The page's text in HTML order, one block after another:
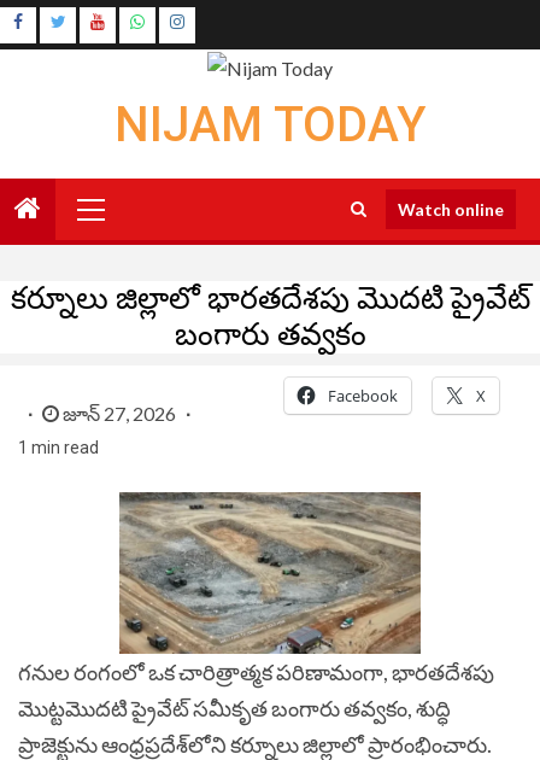
Skip
to
Instagram
NIJAM TODAY
Menu
Watch online
కర్నూలు జిల్లాలో భారతదేశపు మొదటి ప్రైవేట్
బంగారు తవ్వకం
జూన్ 27, 2026
1 min read
Facebook X
గనుల రంగంలో ఒక చారిత్రాత్మక పరిణామంగా, భారతదేశపు
మొట్టమొదటి ప్రైవేట్ సమీకృత బంగారు తవ్వకం, శుద్ధి
ప్రాజెక్టును ఆంధ్రప్రదేశ్‌లోని కర్నూలు జిల్లాలో ప్రారంభించారు.